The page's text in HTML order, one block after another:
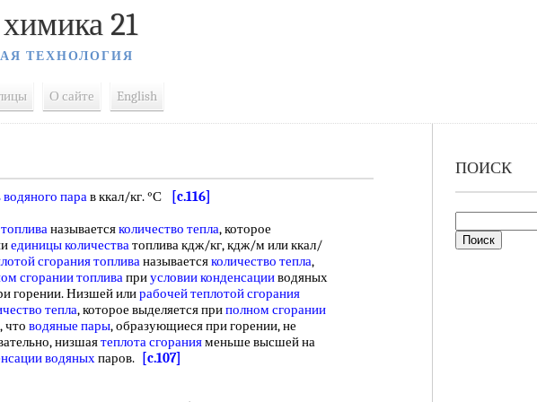
21
ТЕХНОЛОГИЯ
О сайте English
парав ккал/кг. °С
[c.116]
называетсяколичество тепла, которое
единицы количестватоплива кдж/кг, кдж/м или ккал/
сгорания топливаназываетсяколичество тепла,
сгорании топливаприусловии конденсацииводяных
горении. Низшей илирабочей теплотой сгорания
тепла, которое выделяется приполном сгорании
что водяные пары, образующиеся при горении, не
низшаятеплота сгоранияменьше высшей на
водяныхпаров. [c.107]
ПОИСК